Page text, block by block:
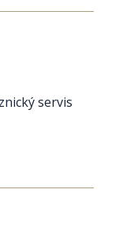
servis